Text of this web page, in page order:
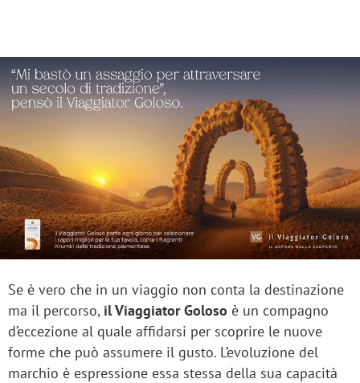
Se è vero che in un viaggio non conta la destinazione
ma il percorso, il Viaggiator Goloso è un compagno
d’eccezione al quale affidarsi per scoprire le nuove
forme che può assumere il gusto. L’evoluzione del
marchio è espressione essa stessa della sua capacità